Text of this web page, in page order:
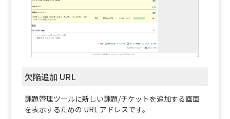
欠陥追加 URL
課題管理ツールに新しい課題/チケットを追加する画面
を表示するための URL アドレスです。